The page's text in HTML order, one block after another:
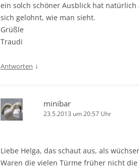
ein solch schöner Ausblick hat
sich gelohnt, wie man sieht.
Grüßle
Traudi
Antworten ↓
minibar
23.5.2013 um 20:57 Uhr
Liebe Helga, das schaut aus, als
Waren die vielen Türme früher nicht